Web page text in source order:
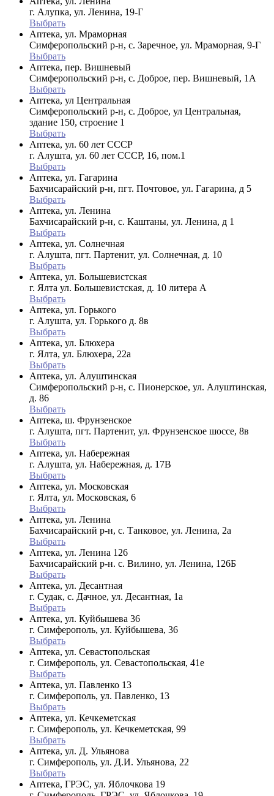
г. Алупка, ул. Ленина, 19-Г
Выбрать
Аптека, ул. Мраморная
Симферопольский р-н, с. Заречное, ул. Мраморная, 9-Г
Выбрать
Аптека, пер. Вишневый
Симферопольский р-н, с. Доброе, пер. Вишневый, 1А
Выбрать
Аптека, ул Центральная
Симферопольский р-н, с. Доброе, ул Центральная,
здание 150, строение 1
Выбрать
Аптека, ул. 60 лет СССР
г. Алушта, ул. 60 лет СССР, 16, пом.1
Выбрать
Аптека, ул. Гагарина
Бахчисарайский р-н, пгт. Почтовое, ул. Гагарина, д 5
Выбрать
Аптека, ул. Ленина
Бахчисарайский р-н, с. Каштаны, ул. Ленина, д 1
Выбрать
Аптека, ул. Солнечная
г. Алушта, пгт. Партенит, ул. Солнечная, д. 10
Выбрать
Аптека, ул. Большевистская
г. Ялта ул. Большевистская, д. 10 литера А
Выбрать
Аптека, ул. Горького
г. Алушта, ул. Горького д. 8в
Выбрать
Аптека, ул. Блюхера
г. Ялта, ул. Блюхера, 22а
Выбрать
Аптека, ул. Алуштинская
Симферопольский р-н, с. Пионерское, ул. Алуштинская,
д. 86
Выбрать
Аптека, ш. Фрунзенское
г. Алушта, пгт. Партенит, ул. Фрунзенское шоссе, 8в
Выбрать
Аптека, ул. Набережная
г. Алушта, ул. Набережная, д. 17В
Выбрать
Аптека, ул. Московская
г. Ялта, ул. Московская, 6
Выбрать
Аптека, ул. Ленина
Бахчисарайский р-н, с. Танковое, ул. Ленина, 2а
Выбрать
Аптека, ул. Ленина 126
Бахчисарайский р-н. с. Вилино, ул. Ленина, 126Б
Выбрать
Аптека, ул. Десантная
г. Судак, с. Дачное, ул. Десантная, 1а
Выбрать
Аптека, ул. Куйбышева 36
г. Симферополь, ул. Куйбышева, 36
Выбрать
Аптека, ул. Севастопольская
г. Симферополь, ул. Севастопольская, 41е
Выбрать
Аптека, ул. Павленко 13
г. Симферополь, ул. Павленко, 13
Выбрать
Аптека, ул. Кечкеметская
г. Симферополь, ул. Кечкеметская, 99
Выбрать
Аптека, ул. Д. Ульянова
г. Симферополь, ул. Д.И. Ульянова, 22
Выбрать
Аптека, ГРЭС, ул. Яблочкова 19